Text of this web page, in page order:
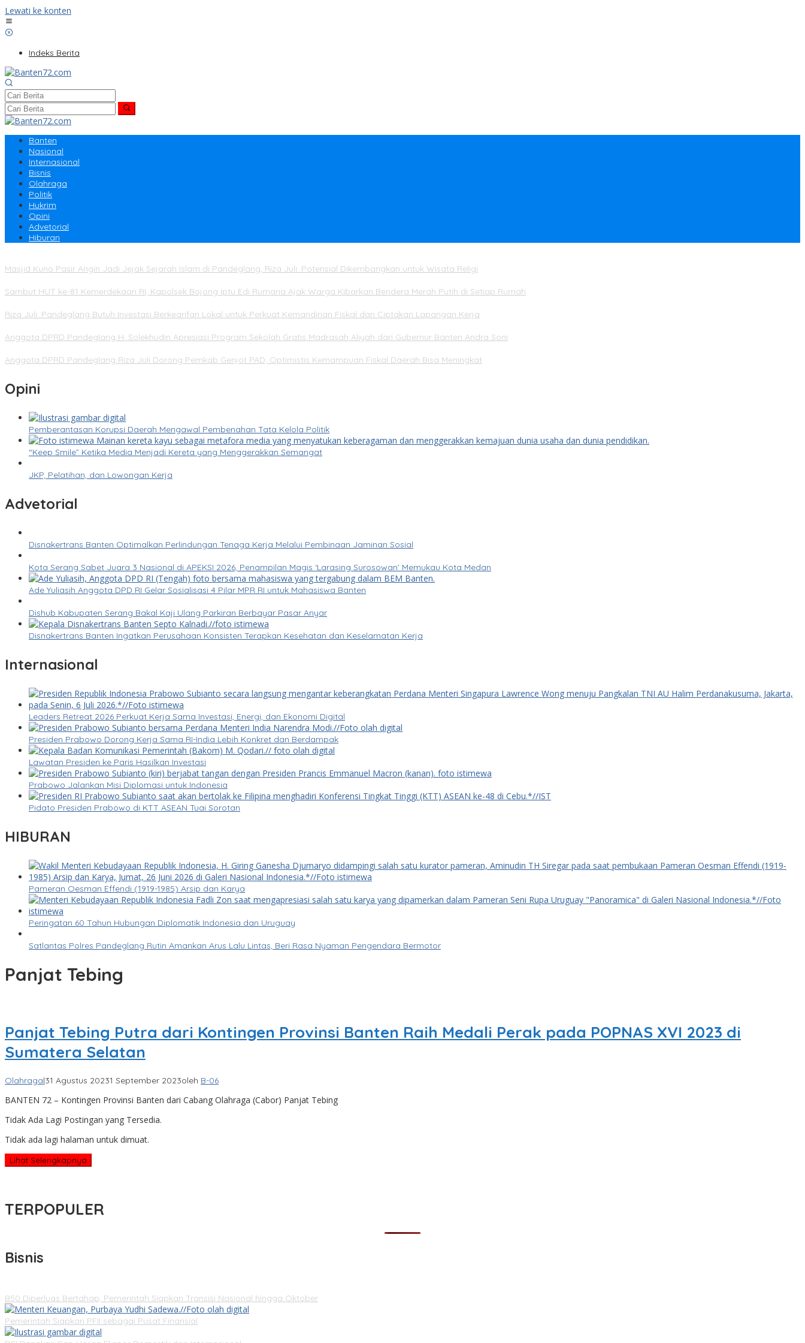
Lewati ke konten
Indeks Berita
Banten
Nasional
Internasional
Bisnis
Olahraga
Politik
Hukrim
Opini
Advetorial
Hiburan
Masjid Kuno Pasir Angin Jadi Jejak Sejarah Islam di Pandeglang, Riza Juli: Potensial Dikembangkan untuk Wisata Religi
Sambut HUT ke-81 Kemerdekaan RI, Kapolsek Bojong Iptu Edi Rumana Ajak Warga Kibarkan Bendera Merah Putih di Setiap Rumah
Riza Juli: Pandeglang Butuh Investasi Berkearifan Lokal untuk Perkuat Kemandirian Fiskal dan Ciptakan Lapangan Kerja
Anggota DPRD Pandeglang H. Solekhudin Apresiasi Program Sekolah Gratis Madrasah Aliyah dari Gubernur Banten Andra Soni
Anggota DPRD Pandeglang Riza Juli Dorong Pemkab Genjot PAD, Optimistis Kemampuan Fiskal Daerah Bisa Meningkat
Opini
Pemberantasan Korupsi Daerah Mengawal Pembenahan Tata Kelola Politik
“Keep Smile” Ketika Media Menjadi Kereta yang Menggerakkan Semangat
JKP, Pelatihan, dan Lowongan Kerja
Advetorial
Disnakertrans Banten Optimalkan Perlindungan Tenaga Kerja Melalui Pembinaan Jaminan Sosial
Kota Serang Sabet Juara 3 Nasional di APEKSI 2026, Penampilan Magis ‘Larasing Surosowan’ Memukau Kota Medan
Ade Yuliasih Anggota DPD RI Gelar Sosialisasi 4 Pilar MPR RI untuk Mahasiswa Banten
Dishub Kabupaten Serang Bakal Kaji Ulang Parkiran Berbayar Pasar Anyar
Disnakertrans Banten Ingatkan Perusahaan Konsisten Terapkan Kesehatan dan Keselamatan Kerja
Internasional
Leaders Retreat 2026 Perkuat Kerja Sama Investasi, Energi, dan Ekonomi Digital
Presiden Prabowo Dorong Kerja Sama RI-India Lebih Konkret dan Berdampak
Lawatan Presiden ke Paris Hasilkan Investasi
Prabowo Jalankan Misi Diplomasi untuk Indonesia
Pidato Presiden Prabowo di KTT ASEAN Tuai Sorotan
HIBURAN
Pameran Oesman Effendi (1919-1985) Arsip dan Karya
Peringatan 60 Tahun Hubungan Diplomatik Indonesia dan Uruguay
Satlantas Polres Pandeglang Rutin Amankan Arus Lalu Lintas, Beri Rasa Nyaman Pengendara Bermotor
Panjat Tebing
Panjat Tebing Putra dari Kontingen Provinsi Banten Raih Medali Perak pada POPNAS XVI 2023 di
Sumatera Selatan
Olahraga|31 Agustus 20231 September 2023oleh B-06
BANTEN 72 – Kontingen Provinsi Banten dari Cabang Olahraga (Cabor) Panjat Tebing
Tidak Ada Lagi Postingan yang Tersedia.
Tidak ada lagi halaman untuk dimuat.
Lihat Selengkapnya
TERPOPULER
Bisnis
B50 Diperluas Bertahap, Pemerintah Siapkan Transisi Nasional hingga Oktober
Pemerintah Siapkan PFII sebagai Pusat Finansial